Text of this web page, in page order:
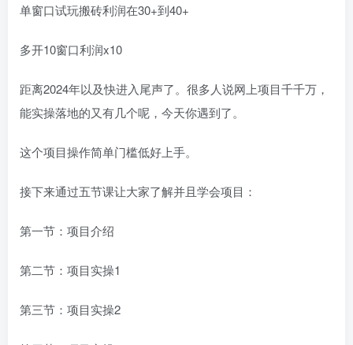
单窗口试玩搬砖利润在30+到40+
多开10窗口利润x10
距离2024年以及快进入尾声了。很多人说网上项目千千万，
能实操落地的又有几个呢，今天你遇到了。
这个项目操作简单门槛低好上手。
接下来通过五节课让大家了解并且学会项目：
第一节：项目介绍
第二节：项目实操1
第三节：项目实操2